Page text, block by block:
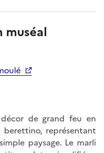
de grand feu en
représentant
paysage. Le marli